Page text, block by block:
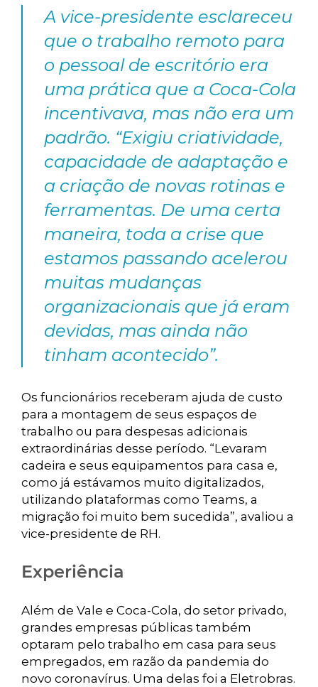
A vice-presidente esclareceu
que o trabalho remoto para
o pessoal de escritório era
uma prática que a Coca-Cola
incentivava, mas não era um
padrão. “Exigiu criatividade,
capacidade de adaptação e
a criação de novas rotinas e
ferramentas. De uma certa
maneira, toda a crise que
estamos passando acelerou
muitas mudanças
organizacionais que já eram
devidas, mas ainda não
tinham acontecido”.
Os funcionários receberam ajuda de custo
para a montagem de seus espaços de
trabalho ou para despesas adicionais
extraordinárias desse período. “Levaram
cadeira e seus equipamentos para casa e,
como já estávamos muito digitalizados,
utilizando plataformas como Teams, a
migração foi muito bem sucedida”, avaliou a
vice-presidente de RH.
Experiência
Além de Vale e Coca-Cola, do setor privado,
grandes empresas públicas também
optaram pelo trabalho em casa para seus
empregados, em razão da pandemia do
novo coronavírus. Uma delas foi a Eletrobras.